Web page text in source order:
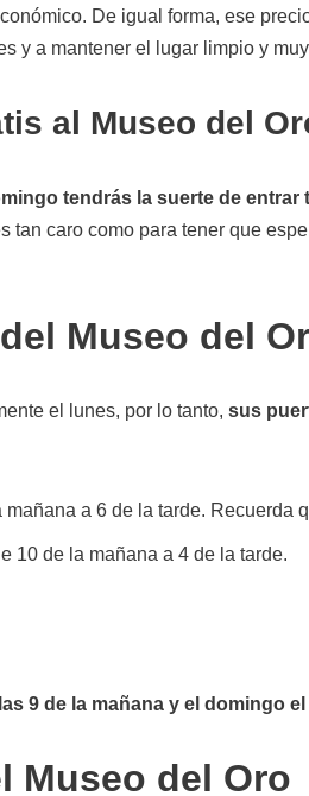
De igual forma, ese
y a mantener el lugar limpio y
al Museo del
tendrás la suerte de entrar
tan caro como para tener que
Museo del
el lunes, por lo tanto, sus
a 6 de la tarde. Recuerda
10 de la mañana a 4 de la tarde.
9 de la mañana y el domingo
Museo del Oro